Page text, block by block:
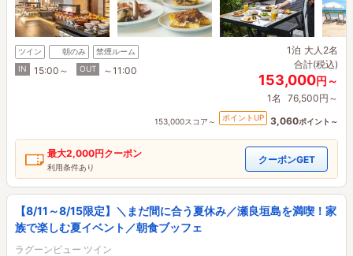
ツイン 朝のみ
禁煙ルーム
IN
15:00～ OUT ～11:00
1泊 大人2名
合計(税込)
153,000円～
1名 76,500円～
153,000スコア～ ポイントUP 3,060ポイント～
最大2,000円クーポン
利用条件あり
クーポンGET
【8/11～8/15限定】＼まだ間に合う夏休み／瀬良垣島を満喫！家
族で楽しむ夏イベント／朝食ブッフェ
ラグーンビュー ツイン